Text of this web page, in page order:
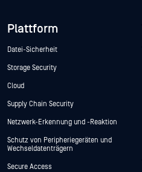
Plattform
Datei-Sicherheit
Storage Security
Cloud
Supply Chain Security
Netzwerk-Erkennung und -Reaktion
Schutz von Peripheriegeräten und
Wechseldatenträgern
Secure Access